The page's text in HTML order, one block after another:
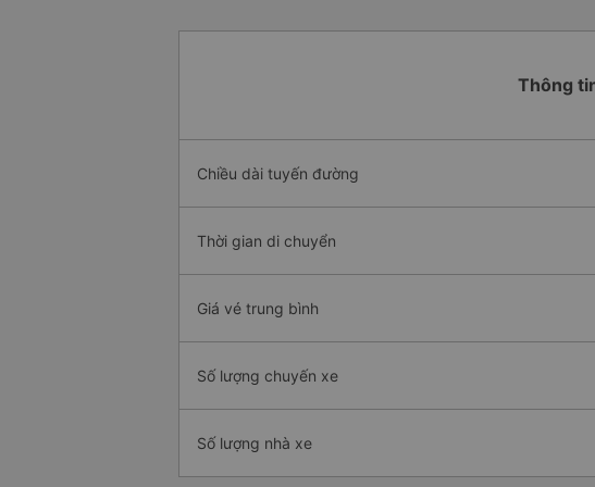
Thông
Chiều dài tuyến đường
Thời gian di chuyển
Giá vé trung bình
Số lượng chuyến xe
Số lượng nhà xe